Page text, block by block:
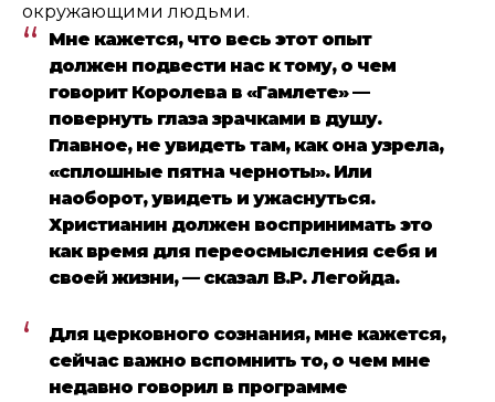
окружающими людьми.
Мне кажется, что весь этот опыт
должен подвести нас к тому, о чем
говорит Королева в «Гамлете» —
повернуть глаза зрачками в душу.
Главное, не увидеть там, как она узрела,
«сплошные пятна черноты». Или
наоборот, увидеть и ужаснуться.
Христианин должен воспринимать это
как время для переосмысления себя и
своей жизни,—сказал В.Р. Легойда.
Для церковного сознания, мне кажется,
сейчас важно вспомнить то, о чем мне
недавно говорил в программе